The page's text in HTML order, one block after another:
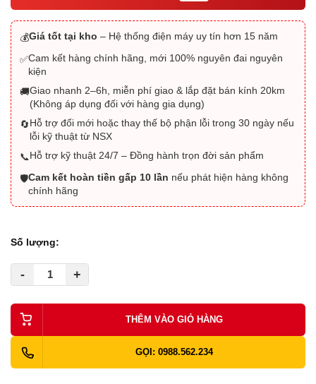
💰Giá tốt tại kho – Hệ thống điện máy uy tín hơn 15 năm
✅Cam kết hàng chính hãng, mới 100% nguyên đai nguyên
kiện
🚚Giao nhanh 2–6h, miễn phí giao & lắp đặt bán kính 20km
(Không áp dụng đối với hàng gia dụng)
🔄Hỗ trợ đổi mới hoặc thay thế bộ phận lỗi trong 30 ngày nếu
lỗi kỹ thuật từ NSX
📞Hỗ trợ kỹ thuật 24/7 – Đồng hành trọn đời sản phẩm
🛡️Cam kết hoàn tiền gấp 10 lần nếu phát hiện hàng không
chính hãng
Số lượng:
- +
THÊM VÀO GIỎ HÀNG
GỌI: 0988.562.234